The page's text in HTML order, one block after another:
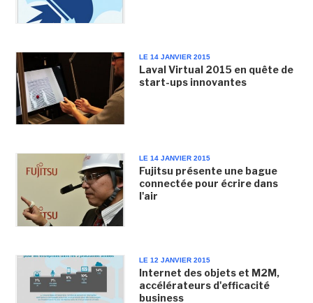
LE 14 JANVIER 2015
Laval Virtual 2015 en quête de
start-ups innovantes
LE 14 JANVIER 2015
Fujitsu présente une bague
connectée pour écrire dans
l'air
LE 12 JANVIER 2015
Internet des objets et M2M,
accélérateurs d'efficacité
business